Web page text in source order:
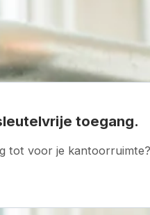
toegang.
tot voor je